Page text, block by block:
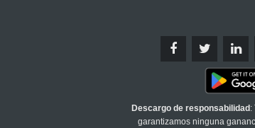
Descargo de responsabilidad :
garantizamos ninguna